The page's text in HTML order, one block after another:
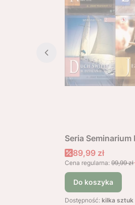
Seria Seminarium
Cena promocyjna
89,99 zł
Cena regularna: 99,99 zł
Do koszyka
Dostępność: kilka sztuk